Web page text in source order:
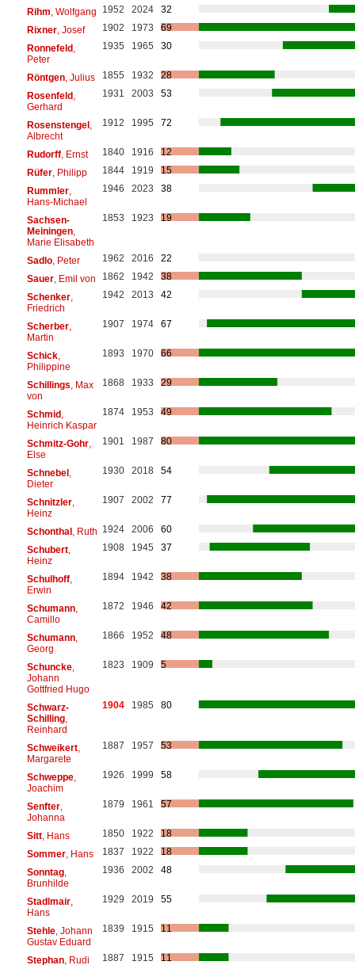
Rihm , Wolfgang 1952 2024
32
Rixner, Josef 1902 1973
69
Ronnefeld,
Peter
1935 1965 30
Röntgen, Julius 1855 1932
28
Rosenfeld,
Gerhard
1931 2003 53
Rosenstengel,
Albrecht
1912 1995 72
Rudorff, Ernst 1840 1916
12
Rüfer, Philipp 1844 1919
15
Rummler,
Hans-Michael
1946 2023 38
Sachsen-
Meiningen,
Marie Elisabeth
1853 1923 19
Sadlo, Peter 1962 2016
22
Sauer, Emil von 1862 1942
38
Schenker,
Friedrich
1942 2013 42
Scherber,
Martin
1907 1974 67
Schick,
Philippine
1893 1970 66
Schillings , Max
von
1868 1933 29
Schmid,
Heinrich Kaspar
1874 1953 49
Schmitz-Gohr,
Else
1901 1987 80
Schnebel,
Dieter
1930 2018 54
Schnitzler,
Heinz
1907 2002 77
Schonthal, Ruth 1924 2006
60
Schubert,
Heinz
1908 1945 37
Schulhoff,
Erwin
1894 1942 38
Schumann,
Camillo
1872 1946 42
Schumann,
Georg
1866 1952 48
Schuncke,
Johann
Gottfried Hugo
1823 1909 5
Schwarz-
Schilling,
Reinhard
1904 1985 80
Schweikert,
Margarete
1887 1957 53
Schweppe,
Joachim
1926 1999 58
Senfter,
Johanna
1879 1961 57
Sitt, Hans 1850 1922
18
Sommer, Hans 1837 1922
18
Sonntag,
Brunhilde
1936 2002 48
Stadlmair,
Hans
1929 2019 55
Stehle, Johann
Gustav Eduard
1839 1915 11
Stephan, Rudi 1887 1915
11